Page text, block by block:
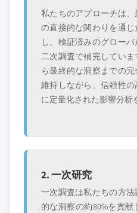
私たちのアプローチは
の直接的な関わりを通
し、検証済みのグロー
二次調査で補完してい
ら最終的な洞察までの
維持しながら、信頼性
に定量化された影響分析
2. 一次研究
一次調査は私たちの方
的な洞察の約80%を貢